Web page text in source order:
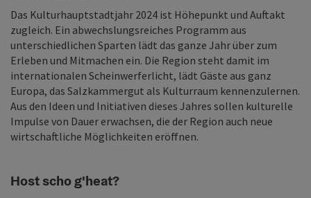
Das Kulturhauptstadtjahr 2024 ist Höhepunkt und Auftakt
zugleich. Ein abwechslungsreiches Programm aus
unterschiedlichen Sparten lädt das ganze Jahr über zum
Erleben und Mitmachen ein. Die Region steht damit im
internationalen Scheinwerferlicht, lädt Gäste aus ganz
Europa, das Salzkammergut als Kulturraum kennenzulernen.
Aus den Ideen und Initiativen dieses Jahres sollen kulturelle
Impulse von Dauer erwachsen, die der Region auch neue
wirtschaftliche Möglichkeiten eröffnen.
Host scho g'heat?